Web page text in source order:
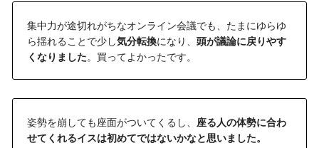
集中力が途切れがちなオンライン会議でも、たまにゆらゆ
ら揺れることで少し気分転換になり、 頭が議論に戻りやす
くなりました。買ってよかったです。
姿勢を崩しても座面がついてくるし、 座る人の体勢に合わ
せてくれるイスは初めてではないかなと思いました。